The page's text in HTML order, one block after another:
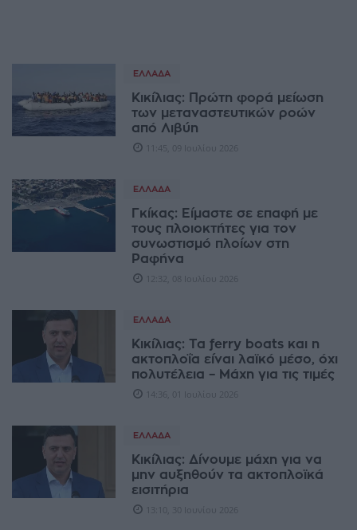
ΕΛΛΆΔΑ
Κικίλιας: Πρώτη φορά μείωση
των μεταναστευτικών ροών
από Λιβύη
11:45, 09 Ιουλίου 2026
ΕΛΛΆΔΑ
Γκίκας: Είμαστε σε επαφή με
τους πλοιοκτήτες για τον
συνωστισμό πλοίων στη
Ραφήνα
12:32, 08 Ιουλίου 2026
ΕΛΛΆΔΑ
Κικίλιας: Τα ferry boats και η
ακτοπλοΐα είναι λαϊκό μέσο, όχι
πολυτέλεια – Μάχη για τις τιμές
14:36, 01 Ιουλίου 2026
ΕΛΛΆΔΑ
Κικίλιας: Δίνουμε μάχη για να
μην αυξηθούν τα ακτοπλοϊκά
εισιτήρια
13:10, 30 Ιουνίου 2026